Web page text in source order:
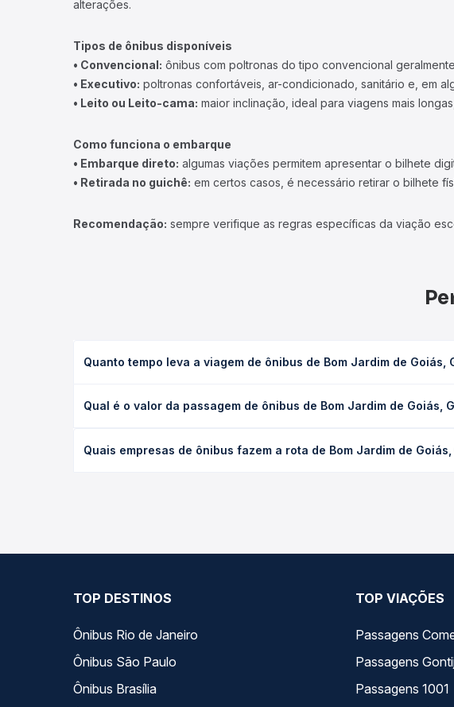
alterações.
Tipos de ônibus disponíveis
• Convencional: ônibus com poltronas do tipo convencional
• Executivo: poltronas confortáveis, ar-condicionado, sanitário e, em
• Leito ou Leito-cama: maior inclinação, ideal para viagens mais
Como funciona o embarque
• Embarque direto: algumas viações permitem apresentar o bilhete
• Retirada no guichê: em certos casos, é necessário retirar o bilhete
Recomendação: sempre verifique as regras específicas da viação
Quanto tempo leva a viagem de ônibus de Bom Jardim de Goiás,
(convencional, executivo ou leito) e as condições de tráfego. Na
Qual é o valor da passagem de ônibus de Bom Jardim de Goiás,
tipo de poltrona e a antecedência da compra. Na Quero Passagem
Quais empresas de ônibus fazem a rota de Bom Jardim de
TOP DESTINOS
Ônibus Rio de Janeiro
Ônibus São Paulo
Ônibus Brasília
TOP VIAÇÕES
Passagens
Passagens
Passagens 1001